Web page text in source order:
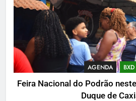
AGENDA BXD
Feira Nacional do Podrão
Duque de